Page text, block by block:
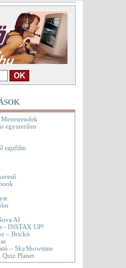
egyszerűen
rajzfilm
AI
- INSTAX UP!
– Brickit
– SkyShowtime
Planet